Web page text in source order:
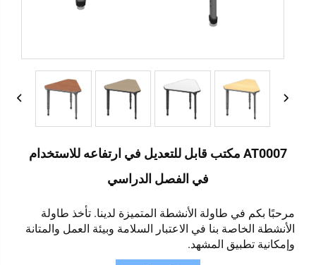
AT0007 مكتب قابل للتعديل في ارتفاعه للاستخدام
في الفصل الدراسي
مرحبًا بكم في طاولة الأنشطة المتميزة لدينا. تأخذ طاولة
الأنشطة الخاصة بنا في الاعتبار السلامة وبيئة العمل والمتانة
وإمكانية تطبيق المشهد.